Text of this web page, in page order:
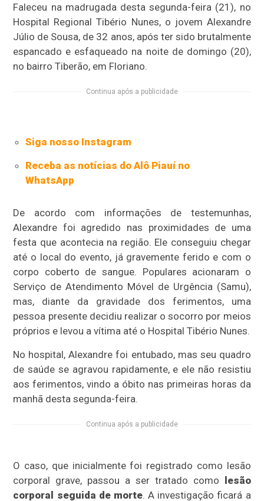
Faleceu na madrugada desta segunda-feira (21), no
Hospital Regional Tibério Nunes, o jovem Alexandre
Júlio de Sousa, de 32 anos, após ter sido brutalmente
espancado e esfaqueado na noite de domingo (20),
no bairro Tiberão, em Floriano.
Continua após a publicidade
Siga nosso Instagram
Receba as notícias do Alô Piauí no
WhatsApp
De acordo com informações de testemunhas,
Alexandre foi agredido nas proximidades de uma
festa que acontecia na região. Ele conseguiu chegar
até o local do evento, já gravemente ferido e com o
corpo coberto de sangue. Populares acionaram o
Serviço de Atendimento Móvel de Urgência (Samu),
mas, diante da gravidade dos ferimentos, uma
pessoa presente decidiu realizar o socorro por meios
próprios e levou a vítima até o Hospital Tibério Nunes.
No hospital, Alexandre foi entubado, mas seu quadro
de saúde se agravou rapidamente, e ele não resistiu
aos ferimentos, vindo a óbito nas primeiras horas da
manhã desta segunda-feira.
Continua após a publicidade
O caso, que inicialmente foi registrado como lesão
corporal grave, passou a ser tratado como lesão
corporal seguida de morte. A investigação ficará a